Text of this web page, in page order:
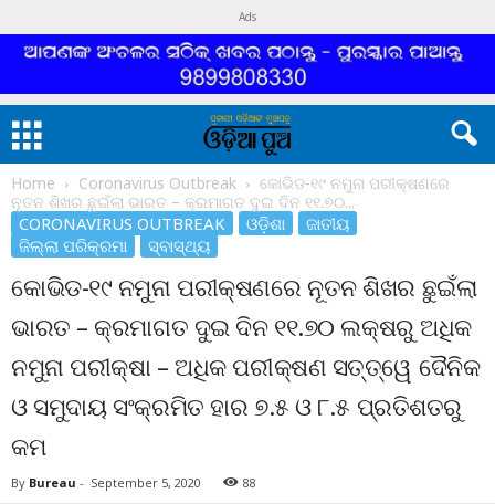
Ads
Home Coronavirus Outbreak
କୋଭିଡ-୧୯ ନମୁନା ପରୀକ୍ଷଣରେ
ନୂତନ ଶିଖର ଛୁଇଁଲା ଭାରତ – କ୍ରମାଗତ ଦୁଇ ଦିନ ୧୧.୭୦...
CORONAVIRUS OUTBREAK ଓଡ଼ିଶା
ଜାତୀୟ
ଜିଲ୍ଲା ପରିକ୍ରମା
ସ୍ବାସ୍ଥ୍ୟ
କୋଭିଡ-୧୯ ନମୁନା ପରୀକ୍ଷଣରେ ନୂତନ ଶିଖର ଛୁଇଁଲା
ଭାରତ – କ୍ରମାଗତ ଦୁଇ ଦିନ ୧୧.୭୦ ଲକ୍ଷରୁ ଅଧିକ
ନମୁନା ପରୀକ୍ଷା – ଅଧିକ ପରୀକ୍ଷଣ ସତ୍ତ୍ୱେ ଦୈନିକ
ଓ ସମୁଦାୟ ସଂକ୍ରମିତ ହାର ୭.୫ ଓ ୮.୫ ପ୍ରତିଶତରୁ
କମ
By Bureau - September 5, 2020 88